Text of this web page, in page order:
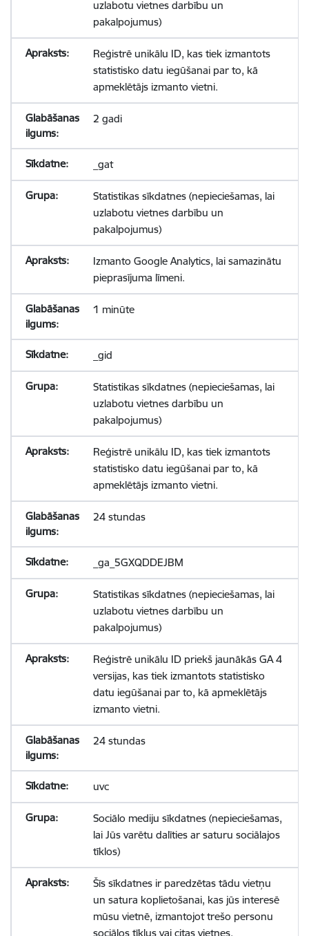
uzlabotu vietnes darbību un
pakalpojumus)
Reģistrē unikālu ID, kas tiek izmantots
statistisko datu iegūšanai par to, kā
apmeklētājs izmanto vietni.
2 gadi
_gat
Statistikas sīkdatnes (nepieciešamas, lai
uzlabotu vietnes darbību un
pakalpojumus)
Izmanto Google Analytics, lai samazinātu
pieprasījuma līmeni.
1 minūte
_gid
Statistikas sīkdatnes (nepieciešamas, lai
uzlabotu vietnes darbību un
pakalpojumus)
Reģistrē unikālu ID, kas tiek izmantots
statistisko datu iegūšanai par to, kā
apmeklētājs izmanto vietni.
24 stundas
_ga_5GXQDDEJBM
Statistikas sīkdatnes (nepieciešamas, lai
uzlabotu vietnes darbību un
pakalpojumus)
Reģistrē unikālu ID priekš jaunākās GA 4
versijas, kas tiek izmantots statistisko
datu iegūšanai par to, kā apmeklētājs
izmanto vietni.
24 stundas
uvc
Sociālo mediju sīkdatnes (nepieciešamas,
lai Jūs varētu dalīties ar saturu sociālajos
tīklos)
Šīs sīkdatnes ir paredzētas tādu vietņu
un satura koplietošanai, kas jūs interesē
mūsu vietnē, izmantojot trešo personu
sociālos tīklus vai citas vietnes.